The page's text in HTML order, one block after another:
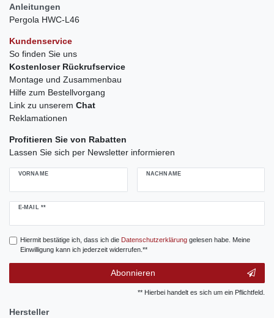
Anleitungen
Pergola HWC-L46
Kundenservice
So finden Sie uns
Kostenloser Rückrufservice
Montage und Zusammenbau
Hilfe zum Bestellvorgang
Link zu unserem Chat
Reklamationen
Profitieren Sie von Rabatten
Lassen Sie sich per Newsletter informieren
VORNAME NACHNAME
E-MAIL **
Newsletter
Hiermit bestätige ich, dass ich die Daten­schutz­erklärunggelesen habe. Meine
Einwilligung kann ich jederzeit widerrufen.**
Abonnieren
** Hierbei handelt es sich um ein Pflichtfeld.
Hersteller